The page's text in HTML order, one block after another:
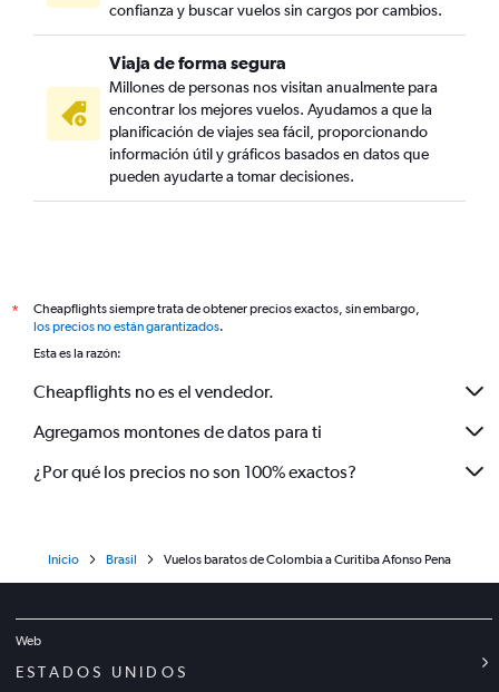
confianza y buscar vuelos sin cargos por cambios.
Viaja de forma segura
Millones de personas nos visitan anualmente para
encontrar los mejores vuelos. Ayudamos a que la
planificación de viajes sea fácil, proporcionando
información útil y gráficos basados en datos que
pueden ayudarte a tomar decisiones.
*
Cheapflights siempre trata de obtener precios exactos, sin embargo,
los precios no están garantizados.
Esta es la razón:
Cheapflights no es el vendedor.
Agregamos montones de datos para ti
¿Por qué los precios no son 100% exactos?
Inicio Brasil Vuelos baratos de Colombia a Curitiba Afonso Pena
Web
ESTADOS UNIDOS